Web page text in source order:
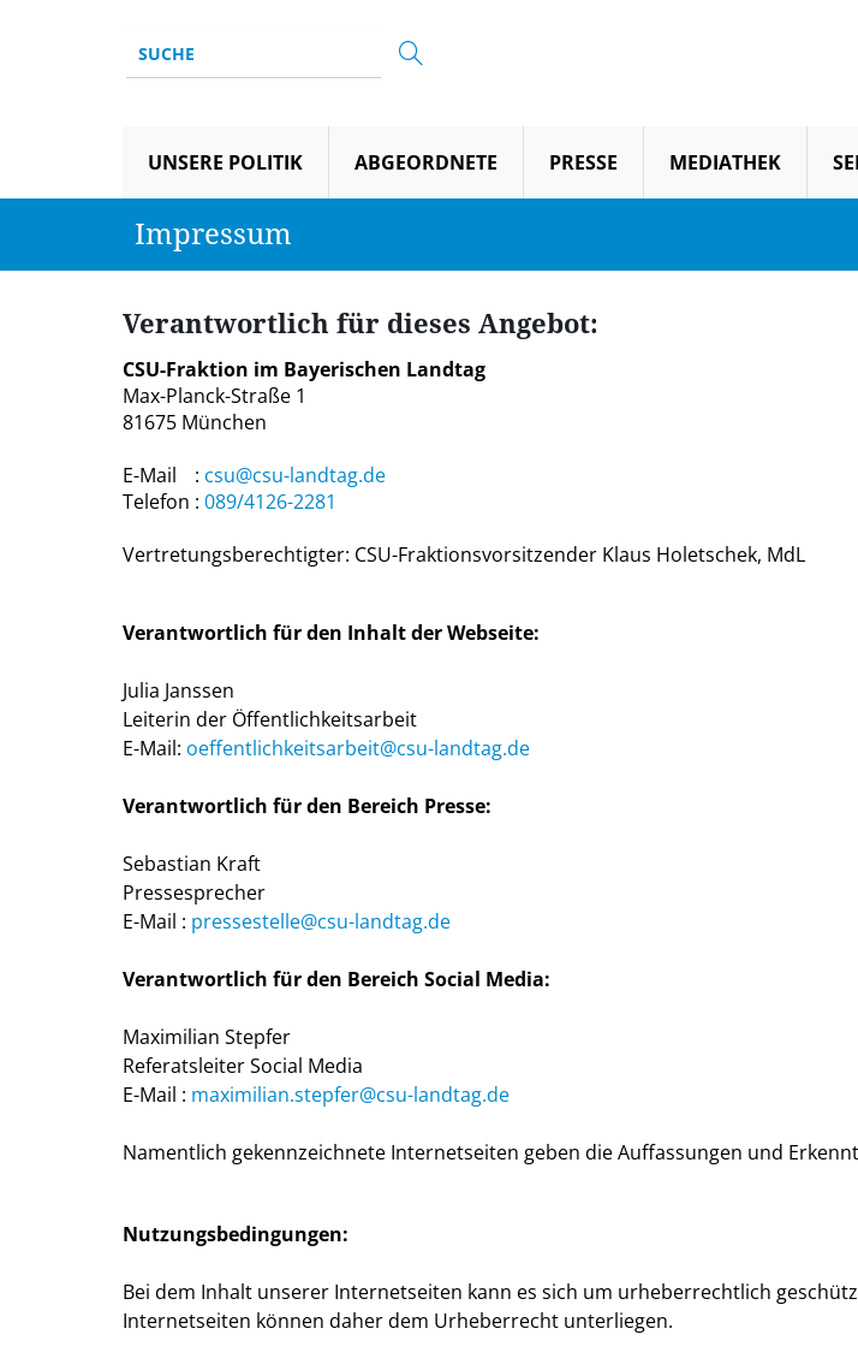
UNSERE POLITIK ABGEORDNETE PRESSE MEDIATHEK
Impressum
Verantwortlich für dieses Angebot:
CSU-Fraktion im Bayerischen Landtag
Max-Planck-Straße 1
81675 München
E-Mail
: csu@csu-landtag.de
Telefon : 089/4126-2281
Vertretungsberechtigter: CSU-Fraktionsvorsitzender Klaus Holetschek, MdL
Verantwortlich für den Inhalt der Webseite:
Julia Janssen
Leiterin der Öffentlichkeitsarbeit
E-Mail: oeffentlichkeitsarbeit@csu-landtag.de
Verantwortlich für den Bereich Presse:
Sebastian Kraft
Pressesprecher
E-Mail : pressestelle@csu-landtag.de
Verantwortlich für den Bereich Social Media:
Maximilian Stepfer
Referatsleiter Social Media
E-Mail : maximilian.stepfer@csu-landtag.de
Namentlich gekennzeichnete Internetseiten geben die Auffassungen und
Nutzungsbedingungen:
Bei dem Inhalt unserer Internetseiten kann es sich um urheberrechtlich
Internetseiten können daher dem Urheberrecht unterliegen.